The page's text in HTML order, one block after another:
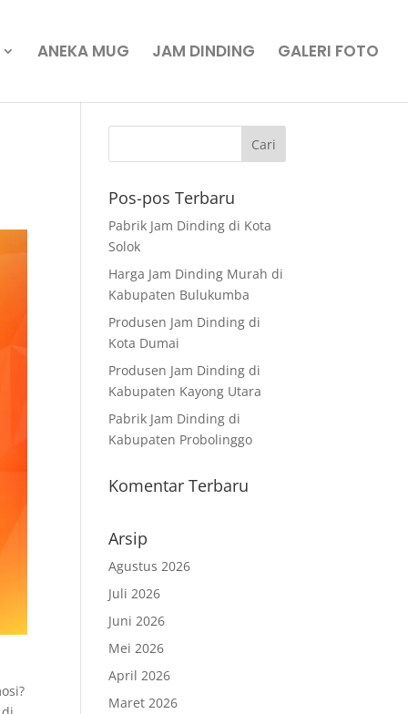
ANEKA MUG JAM DINDING GALERI FOTO
Pos-pos Terbaru
Pabrik Jam Dinding di Kota
Solok
Harga Jam Dinding Murah di
Kabupaten Bulukumba
Produsen Jam Dinding di
Kota Dumai
Produsen Jam Dinding di
Kabupaten Kayong Utara
Pabrik Jam Dinding di
Kabupaten Probolinggo
Komentar Terbaru
Arsip
Agustus 2026
Juli 2026
Juni 2026
Mei 2026
April 2026
Maret 2026